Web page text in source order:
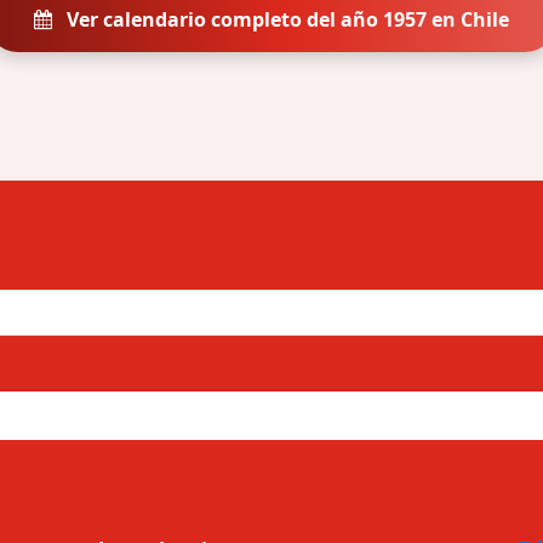
Ver calendario completo del año 1957 en Chile